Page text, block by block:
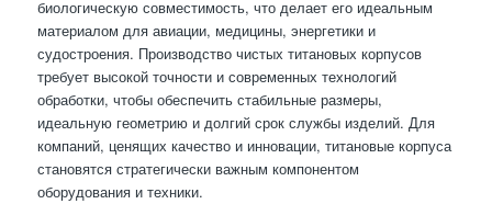
биологическую совместимость, что делает его идеальным
материалом для авиации, медицины, энергетики и
судостроения. Производство чистых титановых корпусов
требует высокой точности и современных технологий
обработки, чтобы обеспечить стабильные размеры,
идеальную геометрию и долгий срок службы изделий. Для
компаний, ценящих качество и инновации, титановые корпуса
становятся стратегически важным компонентом
оборудования и техники.